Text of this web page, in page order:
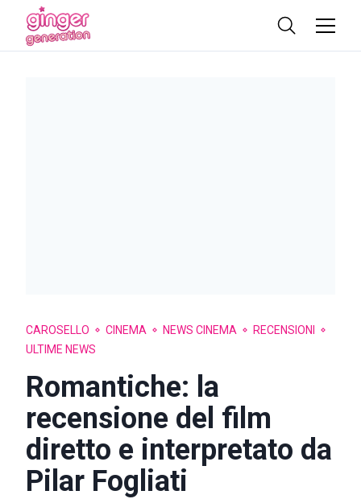
CAROSELLO CINEMA NEWS CINEMA
RECENSIONI
ULTIME NEWS
Romantiche: la
recensione del film
diretto e interpretato da
Pilar Fogliati